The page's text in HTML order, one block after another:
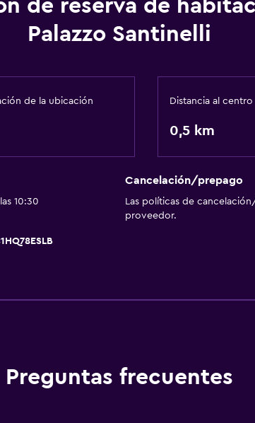
Comedor
Almuerzos para llevar
Bar/lounge
Desayuno en la
de reserva de
Palazzo Santinelli
de la ubicación Distancia al centro
0,5 km
10:30
Cancelación/prepago
Las políticas de
proveedor.
Preguntas frecuentes